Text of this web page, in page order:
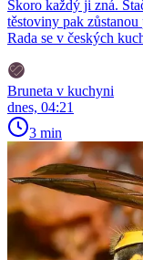
Skoro každý ji zná.
těstoviny pak zůstanou
Rada se v českých
Bruneta v kuchyni
dnes, 04:21
3 min